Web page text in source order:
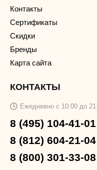
Контакты
Сертификаты
Скидки
Бренды
Карта сайта
КОНТАКТЫ
Ежедневно с 10:00 до
8 (495) 104-41-01
8 (812) 604-21-04
8 (800) 301-33-08